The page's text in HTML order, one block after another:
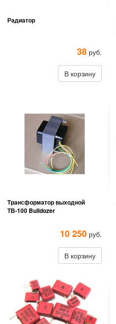
Радиатор
38 руб.
В корзину
Трансформатор выходной
ТВ-100 Bulldozer
10 250 руб.
В корзину